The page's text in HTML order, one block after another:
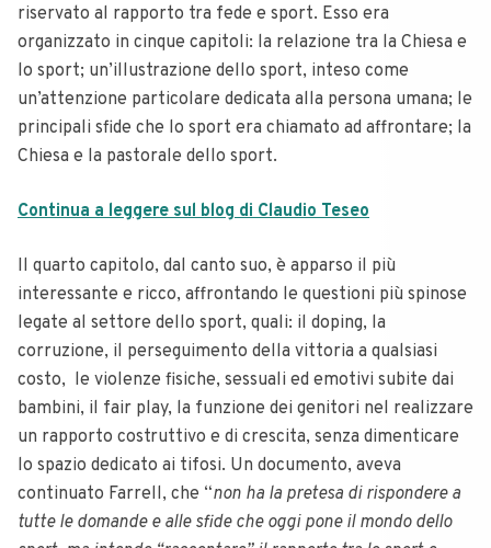
riservato al rapporto tra fede e sport. Esso era
organizzato in cinque capitoli: la relazione tra la Chiesa e
lo sport; un’illustrazione dello sport, inteso come
un’attenzione particolare dedicata alla persona umana; le
principali sfide che lo sport era chiamato ad affrontare; la
Chiesa e la pastorale dello sport.
Continua a leggere sul blog di Claudio Teseo
Il quarto capitolo, dal canto suo, è apparso il più
interessante e ricco, affrontando le questioni più spinose
legate al settore dello sport, quali: il doping, la
corruzione, il perseguimento della vittoria a qualsiasi
costo, le violenze fisiche, sessuali ed emotivi subite dai
bambini, il fair play, la funzione dei genitori nel realizzare
un rapporto costruttivo e di crescita, senza dimenticare
lo spazio dedicato ai tifosi. Un documento, aveva
continuato Farrell, che “non ha la pretesa di rispondere a
tutte le domande e alle sfide che oggi pone il mondo dello